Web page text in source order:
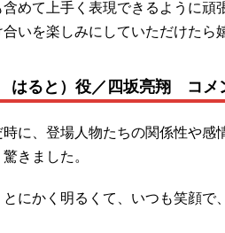
めて上手く表現できるように頑
いを楽しみにしていただけたら
はると）役／四坂亮翔 コメ
に、登場人物たちの関係性や感
きました。
にかく明るくて、いつも笑顔で